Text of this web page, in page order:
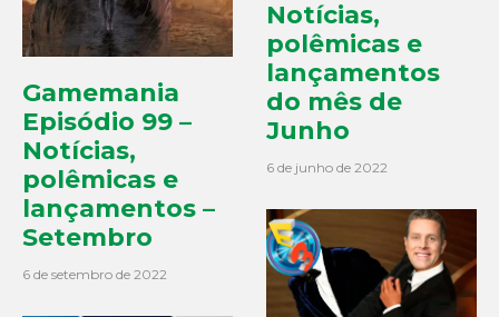
Gamemania
Episódio 99 –
Notícias,
polêmicas e
lançamentos –
Setembro
6 de setembro de 2022
Notícias,
polêmicas e
lançamentos
do mês de
Junho
6 de junho de 2022